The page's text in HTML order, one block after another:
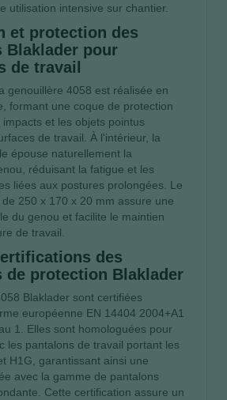
utilisation intensive sur chantier.
et protection des
Blaklader pour
de travail
genouillère 4058 est réalisée en
formant une coque de protection
et les objets pointus
de travail. À l'intérieur, la
épouse naturellement la
réduisant la fatigue et les
liées aux postures prolongées. Le
250 x 170 x 20 mm assure une
du genou et facilite le maintien
de travail.
des
de protection Blaklader
Blaklader sont certifiées
européenne EN 14404 2004+A1
1. Elles sont homologuées pour
les pantalons de travail portant les
H1G, garantissant ainsi une
avec la gamme de pantalons
Cette certification assure un